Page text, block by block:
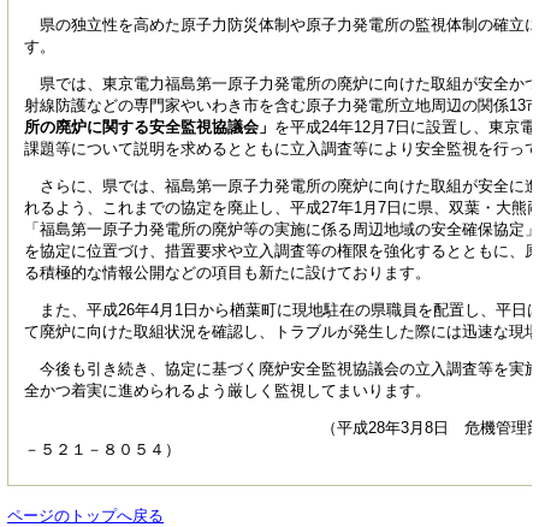
県の独立性を高めた原子力防災体制や原子力発電所の監視体制の確立
す。
県では、東京電力福島第一原子力発電所の廃炉に向けた取組が安全か
射線防護などの専門家やいわき市を含む原子力発電所立地周辺の関係13
所の廃炉に関する安全監視協議会」 を平成24年12月7日に設置し、東京
課題等について説明を求めるとともに立入調査等により安全監視を行っ
さらに、県では、福島第一原子力発電所の廃炉に向けた取組が安全に
れるよう、これまでの協定を廃止し、平成27年1月7日に県、双葉・大熊
「福島第一原子力発電所の廃炉等の実施に係る周辺地域の安全確保協定
を協定に位置づけ、措置要求や立入調査等の権限を強化するとともに、
る積極的な情報公開などの項目も新たに設けております。
また、平成26年4月1日から楢葉町に現地駐在の県職員を配置し、平日
て廃炉に向けた取組状況を確認し、トラブルが発生した際には迅速な現
今後も引き続き、協定に基づく廃炉安全監視協議会の立入調査等を実
全かつ着実に進められるよう厳しく監視してまいります。
（平成28年3月8日 危機管理部原子力安全
－５２１－８０５４）
ページのトップへ戻る